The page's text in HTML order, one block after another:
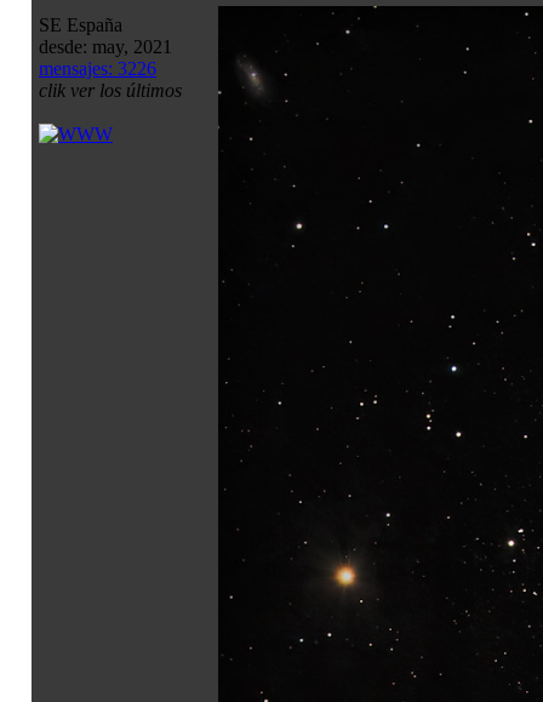
SE España
desde: may, 2021
mensajes: 3226
clik ver los últimos